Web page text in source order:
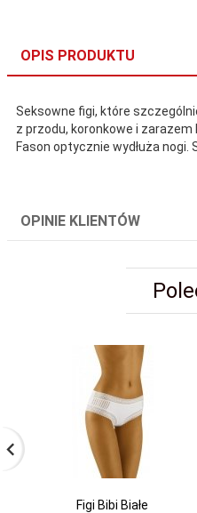
OPIS PRODUKTU
Seksowne figi, które
z przodu, koronkowe i zarazem
Fason optycznie wydłuża nogi.
OPINIE KLIENTÓW
Figi Bibi Białe